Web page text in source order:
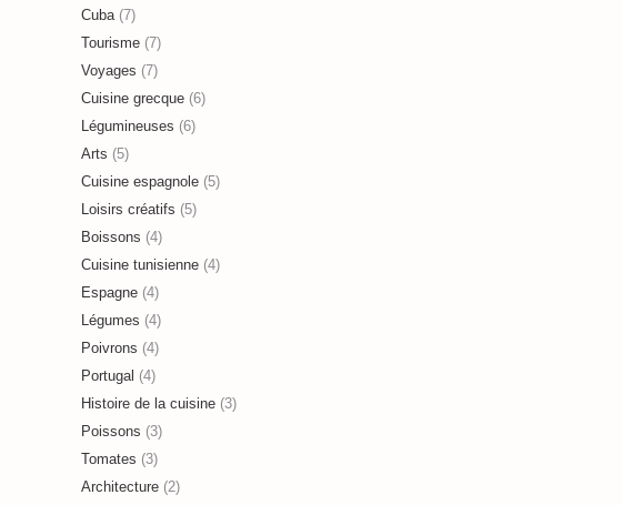
Cuba(7)
Tourisme (7)
Voyages (7)
Cuisine grecque (6)
Légumineuses (6)
Arts (5)
Cuisine espagnole (5)
Loisirs créatifs (5)
Boissons (4)
Cuisine tunisienne (4)
Espagne (4)
Légumes (4)
Poivrons (4)
Portugal (4)
Histoire de la cuisine (3)
Poissons (3)
Tomates (3)
Architecture (2)